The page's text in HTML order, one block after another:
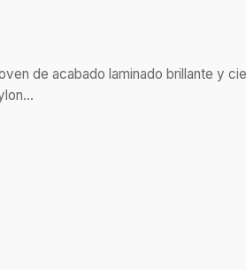
de acabado laminado brillante y